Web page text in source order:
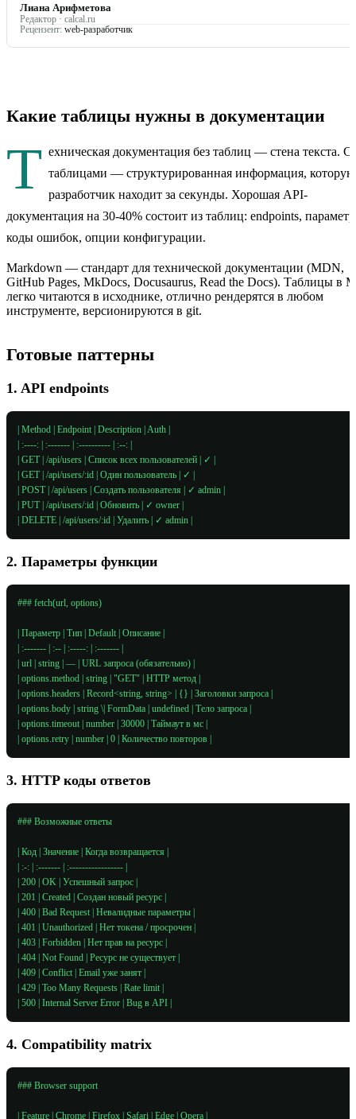
Лиана Арифметова
Редактор · calcal.ru
Рецензент: web-разработчик
Какие таблицы нужны в документации
Т ехническая документация без таблиц — стена текста. С
таблицами — структурированная информация, которую
разработчик находит за секунды. Хорошая API-
документация на 30-40% состоит из таблиц: endpoints,
коды ошибок, опции конфигурации.
Markdown — стандарт для технической документации (MDN,
GitHub Pages, MkDocs, Docusaurus, Read the Docs). Таблицы в
легко читаются в исходнике, отлично рендерятся в любом
инструменте, версионируются в git.
Готовые паттерны
1. API endpoints
| Method | Endpoint | Description | Auth |
| :----: | :------- | :---------- | :--: |
| GET | /api/users | Список всех пользователей | ✓ |
| GET | /api/users/:id | Один пользователь | ✓ |
| POST | /api/users | Создать пользователя | ✓ admin |
| PUT | /api/users/:id | Обновить | ✓ owner |
| DELETE | /api/users/:id | Удалить | ✓ admin |
2. Параметры функции
### fetch(url, options)
| Параметр | Тип | Default | Описание |
| :------- | :-- | :-----: | :------- |
| url | string | — | URL запроса (обязательно) |
| options.method | string | "GET" | HTTP метод |
| options.headers | Record<string, string> | {} | Заголовки запроса |
| options.body | string \| FormData | undefined | Тело запроса |
| options.timeout | number | 30000 | Таймаут в мс |
| options.retry | number | 0 | Количество повторов |
3. HTTP коды ответов
### Возможные ответы
| Код | Значение | Когда возвращается |
| :-: | :------- | :----------------- |
| 200 | OK | Успешный запрос |
| 201 | Created | Создан новый ресурс |
| 400 | Bad Request | Невалидные параметры |
| 401 | Unauthorized | Нет токена / просрочен |
| 403 | Forbidden | Нет прав на ресурс |
| 404 | Not Found | Ресурс не существует |
| 409 | Conflict | Email уже занят |
| 429 | Too Many Requests | Rate limit |
| 500 | Internal Server Error | Bug в API |
4. Compatibility matrix
### Browser support
| Feature | Chrome | Firefox | Safari | Edge | Opera |